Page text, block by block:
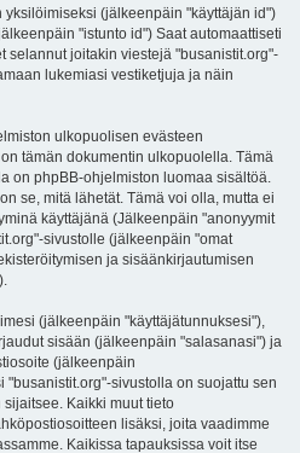
(jälkeenpäin "käyttäjän id")
"istunto id") Saat automaattiseti
selannut joitakin viestejä "busanistit.org"-
lukemiasi vestiketjuja ja näin
ulkopuolisen evästeen
tämän dokumentin ulkopuolella. Tämä
on phpBB-ohjelmiston luomaa sisältöä.
se, mitä lähetät. Tämä voi olla, mutta ei
käyttäjänä (Jälkeenpäin "anonyymit
sivustolle (jälkeenpäin "omat
ja sisäänkirjautumisen
(jälkeenpäin "käyttäjätunnuksesi"),
sisään (jälkeenpäin "salasanasi") ja
(jälkeenpäin
"busanistit.org"-sivustolla on suojattu sen
Kaikki muut tieto
lisäksi, joita vaadimme
Kaikissa tapauksissa voit itse